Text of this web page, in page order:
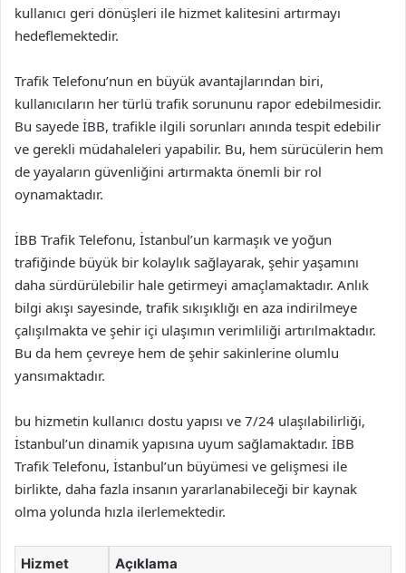
kullanıcı geri dönüşleri ile hizmet kalitesini artırmayı
hedeflemektedir.
Trafik Telefonu’nun en büyük avantajlarından biri,
kullanıcıların her türlü trafik sorununu rapor edebilmesidir.
Bu sayede İBB, trafikle ilgili sorunları anında tespit edebilir
ve gerekli müdahaleleri yapabilir. Bu, hem sürücülerin hem
de yayaların güvenliğini artırmakta önemli bir rol
oynamaktadır.
İBB Trafik Telefonu, İstanbul’un karmaşık ve yoğun
trafiğinde büyük bir kolaylık sağlayarak, şehir yaşamını
daha sürdürülebilir hale getirmeyi amaçlamaktadır. Anlık
bilgi akışı sayesinde, trafik sıkışıklığı en aza indirilmeye
çalışılmakta ve şehir içi ulaşımın verimliliği artırılmaktadır.
Bu da hem çevreye hem de şehir sakinlerine olumlu
yansımaktadır.
bu hizmetin kullanıcı dostu yapısı ve 7/24 ulaşılabilirliği,
İstanbul’un dinamik yapısına uyum sağlamaktadır. İBB
Trafik Telefonu, İstanbul’un büyümesi ve gelişmesi ile
birlikte, daha fazla insanın yararlanabileceği bir kaynak
olma yolunda hızla ilerlemektedir.
Hizmet Açıklama